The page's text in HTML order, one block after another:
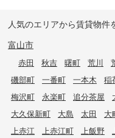
人気のエリアから賃貸物件
富山市
赤田 秋吉 曙町 荒川
磯部町
一番町 一本木 稲
梅沢町
永楽町 追分茶屋
大久保新町
大島 太田 大
上赤江
上赤江町 上飯野